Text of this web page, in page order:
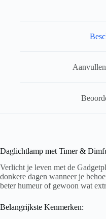
Daglichtlamp met Timer &
Verlicht je leven met de
donkere dagen wanneer je
beter humeur of gewoon wat
Belangrijkste Kenmerken: